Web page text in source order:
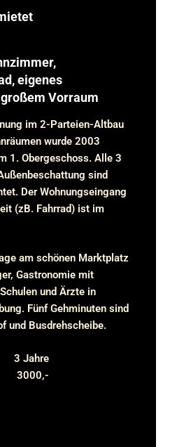
eigenes
Vorraum
im 2-Parteien-Altbau
wurde 2003
1. Obergeschoss. Alle 3
sind
Der Wohnungseingang
(zB. Fahrrad) ist im
am schönen Marktplatz
Gastronomie mit
und Ärzte in
Fünf Gehminuten sind
und Busdrehscheibe.
3 Jahre